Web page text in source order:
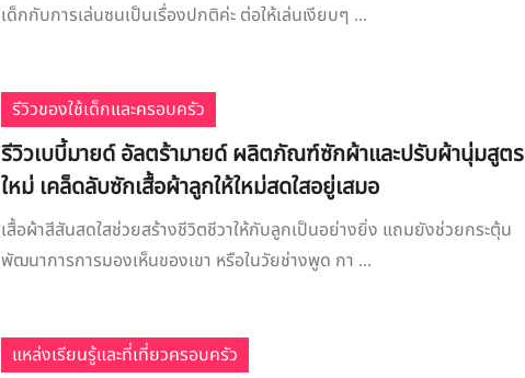
เด็กกับการเล่นซนเป็นเรื่องปกติค่ะ ต่อให้เล่นเงียบๆ ...
รีวิวของใช้เด็กและครอบครัว
รีวิวเบบี้มายด์ อัลตร้ามายด์ ผลิตภัณฑ์ซักผ้าและปรับผ้านุ่มสูตร
ใหม่ เคล็ดลับซักเสื้อผ้าลูกให้ใหม่สดใสอยู่เสมอ
เสื้อผ้าสีสันสดใสช่วยสร้างชีวิตชีวาให้กับลูกเป็นอย่างยิ่ง แถมยังช่วยกระตุ้น
พัฒนาการการมองเห็นของเขา หรือในวัยช่างพูด กา ...
แหล่งเรียนรู้และที่เที่ยวครอบครัว